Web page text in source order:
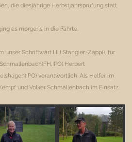
die diesjährige Herbstjahrsprüfung statt.
es morgens in die Fährte.
unser Schriftwart H.J Stangier (Zappi), für
Herbert
verantwortlich. Als Helfer im
und Volker Schmallenbach im Einsatz.